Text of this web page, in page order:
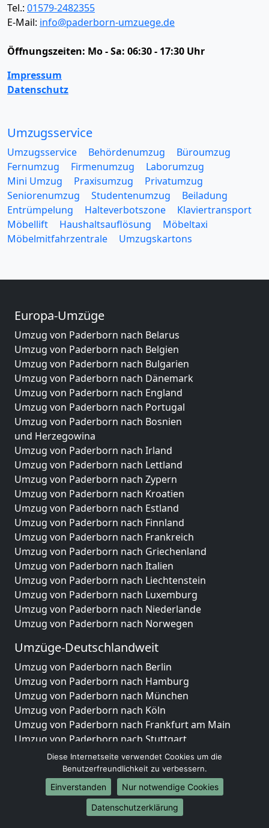
Tel.: 01579-2482355
E-Mail: info@paderborn-umzuege.de
Öffnungszeiten: Mo - Sa: 06:30 - 17:30 Uhr
Impressum
Datenschutz
Umzugsservice
Umzugsservice Behördenumzug
Büroumzug
Fernumzug
Firmenumzug
Laborumzug
Mini Umzug
Praxisumzug
Privatumzug
Seniorenumzug
Studentenumzug
Beiladung
Entrümpelung
Halteverbotszone
Klaviertransport
Möbellift
Haushaltsauflösung
Möbeltaxi
Möbelmitfahrzentrale
Umzugskartons
Europa-Umzüge
Umzug von Paderborn nach Belarus
Umzug von Paderborn nach Belgien
Umzug von Paderborn nach Bulgarien
Umzug von Paderborn nach Dänemark
Umzug von Paderborn nach England
Umzug von Paderborn nach Portugal
Umzug von Paderborn nach Bosnien
und Herzegowina
Umzug von Paderborn nach Irland
Umzug von Paderborn nach Lettland
Umzug von Paderborn nach Zypern
Umzug von Paderborn nach Kroatien
Umzug von Paderborn nach Estland
Umzug von Paderborn nach Finnland
Umzug von Paderborn nach Frankreich
Umzug von Paderborn nach Griechenland
Umzug von Paderborn nach Italien
Umzug von Paderborn nach Liechtenstein
Umzug von Paderborn nach Luxemburg
Umzug von Paderborn nach Niederlande
Umzug von Paderborn nach Norwegen
Umzüge-Deutschlandweit
Umzug von Paderborn nach Berlin
Umzug von Paderborn nach Hamburg
Umzug von Paderborn nach München
Umzug von Paderborn nach Köln
Umzug von Paderborn nach Frankfurt am Main
Umzug von Paderborn nach Stuttgart
Umzug von Paderborn nach Düsseldorf
Umzug von Paderborn nach Leipzig
Umzug von Paderborn nach Dortmund
Umzug von Paderborn nach Essen
Umzug von Paderborn nach Bremen
Diese Internetseite verwendet Cookies um die
Benutzerfreundlichkeit zu verbessern.
Einverstanden
Nur notwendige Cookies
Datenschutzerklärung